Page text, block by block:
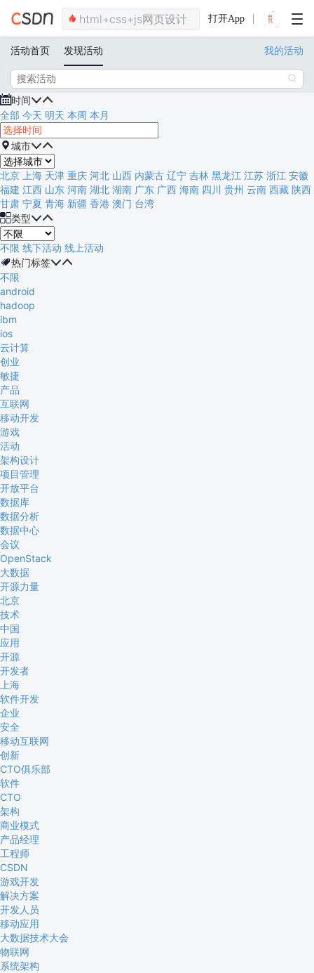
打开App
活动首页 发现活动 我的活动

时间
全部 今天 明天 本周 本月
城市
北京 上海 天津 重庆 河北 山西 内蒙古 辽宁 吉林 黑龙江 江苏 浙江 安徽
福建 江西 山东 河南 湖北 湖南 广东 广西 海南 四川 贵州 云南 西藏 陕西
甘肃 宁夏 青海 新疆 香港 澳门 台湾
类型
不限 线下活动 线上活动
热门标签
不限
android
hadoop
ibm
ios
云计算
创业
敏捷
产品
互联网
移动开发
游戏
活动
架构设计
项目管理
开放平台
数据库
数据分析
数据中心
会议
OpenStack
大数据
开源力量
北京
技术
中国
应用
开源
开发者
上海
软件开发
企业
安全
移动互联网
创新
CTO俱乐部
软件
CTO
架构
商业模式
产品经理
工程师
CSDN
游戏开发
解决方案
开发人员
移动应用
大数据技术大会
物联网
系统架构